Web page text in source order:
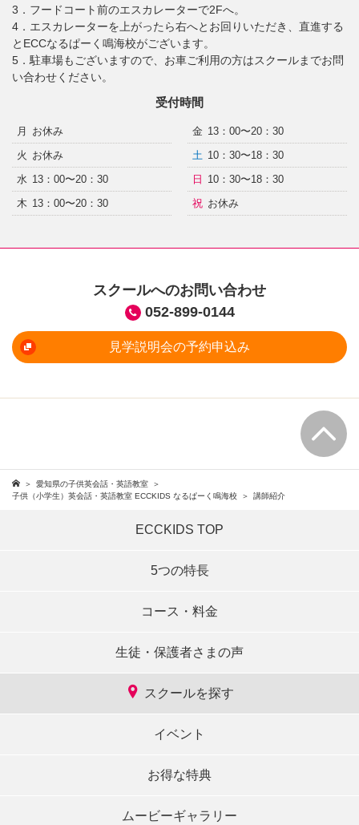
3．フードコート前のエスカレーターで2Fへ。
4．エスカレーターを上がったら右へとお回りいただき、直進する
とECCなるぱーく鳴海校がございます。
5．駐車場もございますので、お車ご利用の方はスクールまでお問
い合わせください。
受付時間
月
お休み
火 お休み
水 13：00〜20：30
木 13：00〜20：30
金 13：00〜20：30
土 10：30〜18：30
日
10：30〜18：30
祝 お休み
スクールへのお問い合わせ
052-899-0144
見学説明会の予約申込み
愛知県の子供英会話・英語教室
子供（小学生）英会話・英語教室 ECCKIDS なるぱーく鳴海校
講師紹介
ECCKIDS TOP
5つの特長
コース・料金
生徒・保護者さまの声
スクールを探す
イベント
お得な特典
ムービーギャラリー